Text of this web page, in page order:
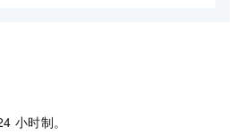
小时制。